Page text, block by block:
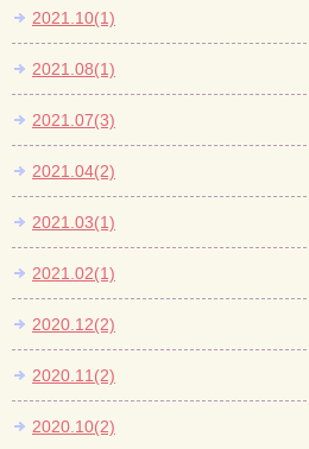
2021.10(1)
2021.08(1)
2021.07(3)
2021.04(2)
2021.03(1)
2021.02(1)
2020.12(2)
2020.11(2)
2020.10(2)